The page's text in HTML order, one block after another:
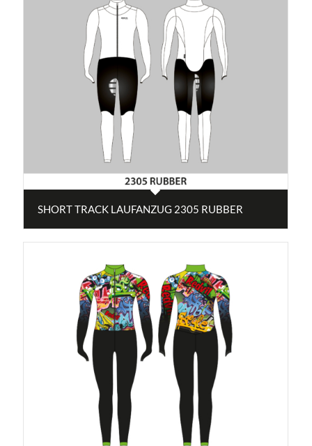
SHORT TRACK LAUFANZUG 2305 RUBBER